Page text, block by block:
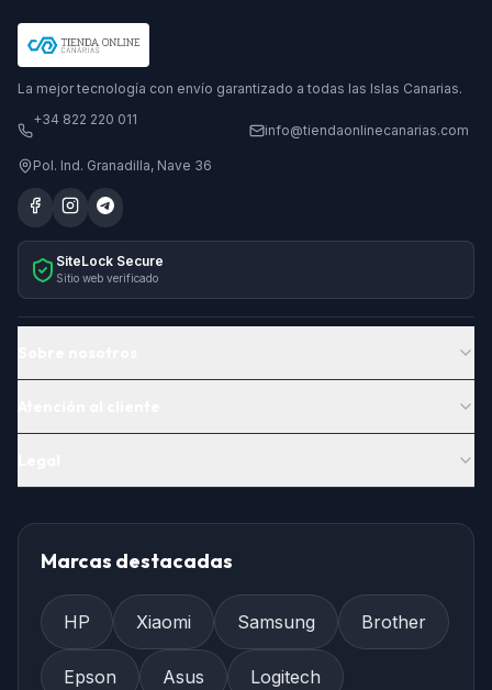
La mejor tecnología con envío garantizado a todas las Islas Canarias.
+34 822 220 011
info@tiendaonlinecanarias.com
Pol. Ind. Granadilla, Nave 36
SiteLock Secure
Sitio web verificado
Marcas destacadas
HP Xiaomi Samsung Brother
Epson Asus Logitech